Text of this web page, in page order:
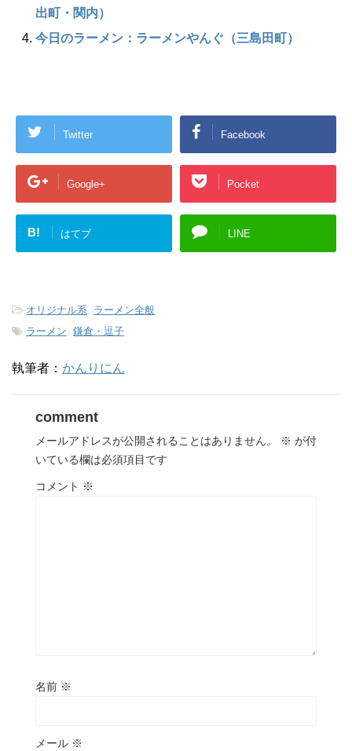
出町・関内）
今日のラーメン：ラーメンやんぐ（三島田町）
Twitter Facebook
Google+ Pocket
B! はてブ LINE
-オリジナル系, ラーメン全般
-ラーメン, 鎌倉・逗子
執筆者： かんりにん
comment
メールアドレスが公開されることはありません。 ※ が付
いている欄は必須項目です
コメント ※
名前 ※
メール ※